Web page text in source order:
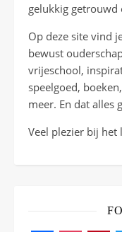
gelukkig getrouwd
Op deze site vind
bewust
vrijeschool,
speelgoed,
meer. En dat alles
Veel plezier bij het